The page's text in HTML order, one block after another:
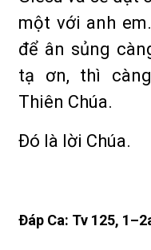
một với anh
để ân sủng
tạ ơn, thì
Thiên Chúa.
Ðó là lời Chúa.
Ðáp Ca: Tv 125,